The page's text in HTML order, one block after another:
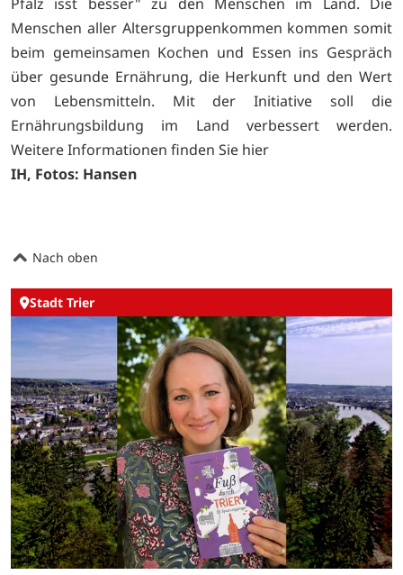
Menschen aller Altersgruppenkommen kommen somit
beim gemeinsamen Kochen und Essen ins Gespräch
über gesunde Ernährung, die Herkunft und den Wert
von Lebensmitteln. Mit der Initiative soll die
Ernährungsbildung im Land verbessert werden.
Weitere Informationen finden Sie hier
IH, Fotos: Hansen
Nach oben
Stadt Trier